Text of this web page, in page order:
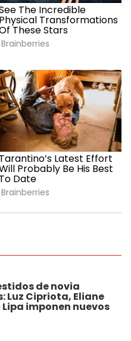
de novia
Luz Cipriota, Eliane
imponen nuevos